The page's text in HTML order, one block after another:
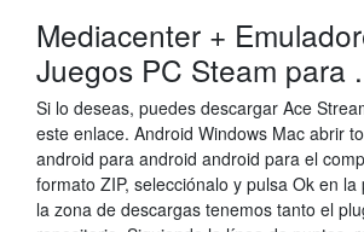
Mediacenter +
Juegos PC Steam para .
Si lo deseas, puedes descargar Ace
este enlace. Android Windows Mac abrir
android para android android para el
formato ZIP, selecciónalo y pulsa Ok en
la zona de descargas tenemos tanto el